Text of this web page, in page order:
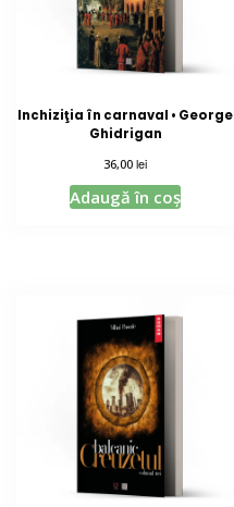
Inchiziţia în carnaval • George
Ghidrigan
36,00lei
Adaugă în coș